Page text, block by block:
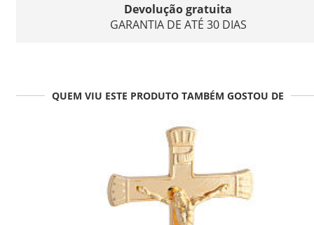
Devolução gratuita
GARANTIA DE ATÉ 30 DIAS
QUEM VIU ESTE PRODUTO TAMBÉM GOSTOU DE